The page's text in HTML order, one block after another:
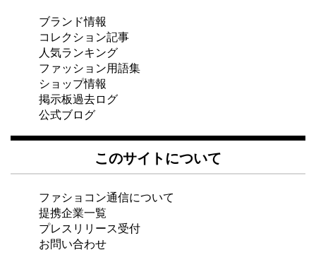
ブランド情報
コレクション記事
人気ランキング
ファッション用語集
ショップ情報
掲示板過去ログ
公式ブログ
このサイトについて
ファショコン通信について
提携企業一覧
プレスリリース受付
お問い合わせ